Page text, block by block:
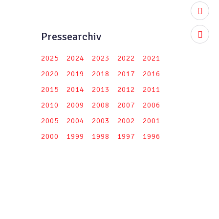
Pressearchiv
2025 2024 2023 2022
2021
2020
2019 2018 2017
2016
2015
2014 2013 2012
2011
2010
2009 2008 2007
2006
2005
2004 2003 2002
2001
2000
1999 1998 1997 1996